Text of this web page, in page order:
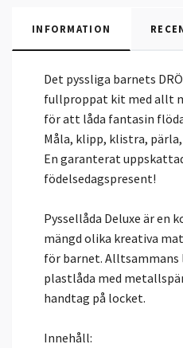
INFORMATION
Det pyssliga barnets
fullproppat kit med allt
för att låda fantasin
Måla, klipp, klistra,
En garanterat
födelsedagspresent!
Pyssellåda Deluxe är en
mängd olika kreativa
för barnet. Alltsammans
plastlåda med
handtag på locket.
Innehåll: